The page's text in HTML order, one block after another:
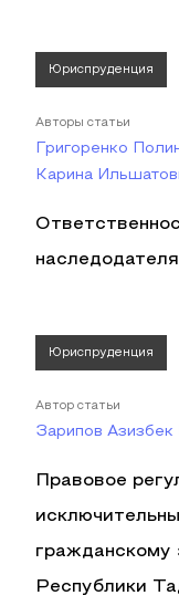
Юриспруденция
Авторы статьи
Григоренко
Карина
наследодателя
Юриспруденция
Автор статьи
Зарипов
Правовое
гражданскому
Республики